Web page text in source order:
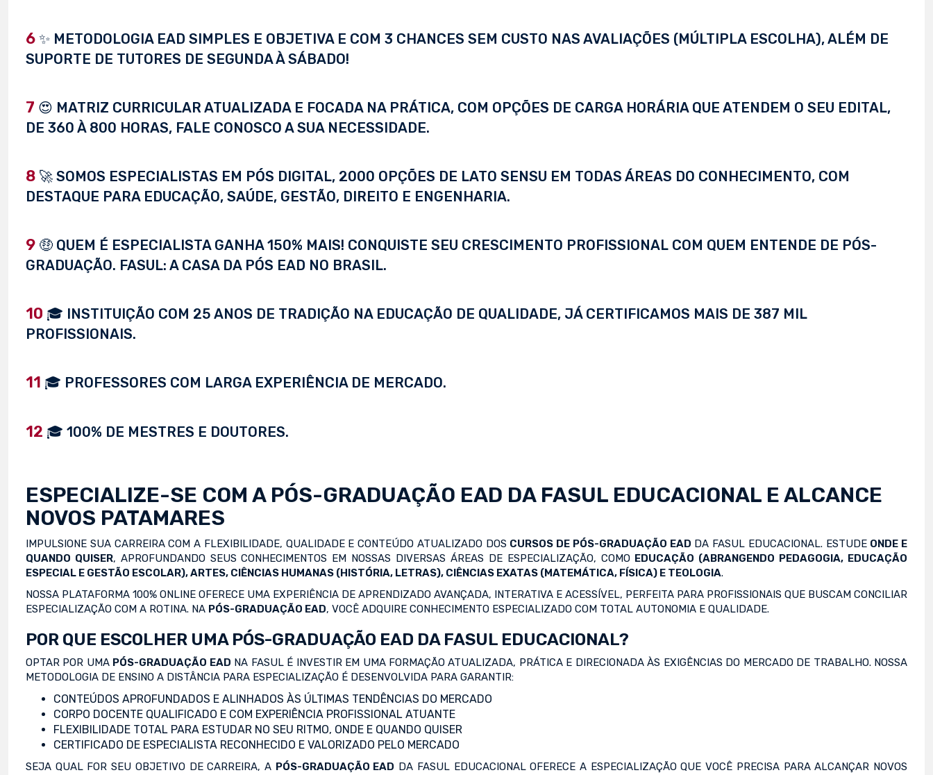
6 ✨ METODOLOGIA EAD SIMPLES E OBJETIVA E COM 3 CHANCES SEM CUSTO NAS AVALIAÇÕES (MÚLTIPLA ESCOLHA), ALÉM DE
SUPORTE DE TUTORES DE SEGUNDA À SÁBADO!
7 😍 MATRIZ CURRICULAR ATUALIZADA E FOCADA NA PRÁTICA, COM OPÇÕES DE CARGA HORÁRIA QUE ATENDEM O SEU EDITAL,
DE 360 À 800 HORAS, FALE CONOSCO A SUA NECESSIDADE.
8 🚀 SOMOS ESPECIALISTAS EM PÓS DIGITAL, 2000 OPÇÕES DE LATO SENSU EM TODAS ÁREAS DO CONHECIMENTO, COM
DESTAQUE PARA EDUCAÇÃO, SAÚDE, GESTÃO, DIREITO E ENGENHARIA.
9 🤑 QUEM É ESPECIALISTA GANHA 150% MAIS! CONQUISTE SEU CRESCIMENTO PROFISSIONAL COM QUEM ENTENDE DE PÓS-
GRADUAÇÃO. FASUL: A CASA DA PÓS EAD NO BRASIL.
10 🎓 INSTITUIÇÃO COM 25 ANOS DE TRADIÇÃO NA EDUCAÇÃO DE QUALIDADE, JÁ CERTIFICAMOS MAIS DE 387 MIL
PROFISSIONAIS.
11 🎓 PROFESSORES COM LARGA EXPERIÊNCIA DE MERCADO.
12 🎓 100% DE MESTRES E DOUTORES.
ESPECIALIZE-SE COM A PÓS-GRADUAÇÃO EAD DA FASUL EDUCACIONAL E ALCANCE
NOVOS PATAMARES
IMPULSIONE SUA CARREIRA COM A FLEXIBILIDADE, QUALIDADE E CONTEÚDO ATUALIZADO DOS CURSOS DE PÓS-GRADUAÇÃO EAD DA FASUL EDUCACIONAL. ESTUDE ONDE E
QUANDO QUISER, APROFUNDANDO SEUS CONHECIMENTOS EM NOSSAS DIVERSAS ÁREAS DE ESPECIALIZAÇÃO, COMO EDUCAÇÃO (ABRANGENDO PEDAGOGIA, EDUCAÇÃO
ESPECIAL E GESTÃO ESCOLAR), ARTES, CIÊNCIAS HUMANAS (HISTÓRIA, LETRAS), CIÊNCIAS EXATAS (MATEMÁTICA, FÍSICA) E TEOLOGIA.
NOSSA PLATAFORMA 100% ONLINE OFERECE UMA EXPERIÊNCIA DE APRENDIZADO AVANÇADA, INTERATIVA E ACESSÍVEL, PERFEITA PARA PROFISSIONAIS QUE BUSCAM CONCILIAR
ESPECIALIZAÇÃO COM A ROTINA. NA PÓS-GRADUAÇÃO EAD, VOCÊ ADQUIRE CONHECIMENTO ESPECIALIZADO COM TOTAL AUTONOMIA E QUALIDADE.
POR QUE ESCOLHER UMA PÓS-GRADUAÇÃO EAD DA FASUL EDUCACIONAL?
OPTAR POR UMA PÓS-GRADUAÇÃO EAD NA FASUL É INVESTIR EM UMA FORMAÇÃO ATUALIZADA, PRÁTICA E DIRECIONADA ÀS EXIGÊNCIAS DO MERCADO DE TRABALHO. NOSSA
METODOLOGIA DE ENSINO A DISTÂNCIA PARA ESPECIALIZAÇÃO É DESENVOLVIDA PARA GARANTIR:
CONTEÚDOS APROFUNDADOS E ALINHADOS ÀS ÚLTIMAS TENDÊNCIAS DO MERCADO
CORPO DOCENTE QUALIFICADO E COM EXPERIÊNCIA PROFISSIONAL ATUANTE
FLEXIBILIDADE TOTAL PARA ESTUDAR NO SEU RITMO, ONDE E QUANDO QUISER
CERTIFICADO DE ESPECIALISTA RECONHECIDO E VALORIZADO PELO MERCADO
SEJA QUAL FOR SEU OBJETIVO DE CARREIRA, A PÓS-GRADUAÇÃO EAD DA FASUL EDUCACIONAL OFERECE A ESPECIALIZAÇÃO QUE VOCÊ PRECISA PARA ALCANÇAR NOVOS